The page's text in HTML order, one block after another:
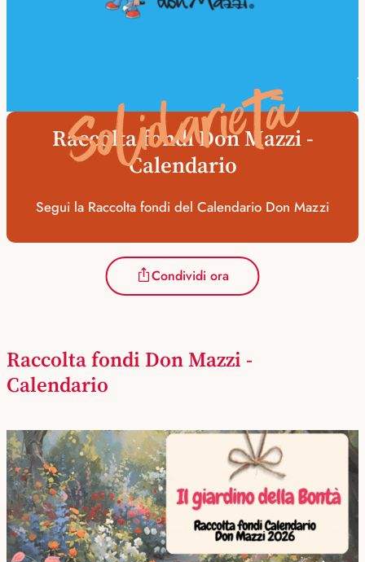
Solidarietà
Raccolta fondi Don Mazzi -
Calendario
Segui la Raccolta fondi del Calendario Don Mazzi
Condividi ora
Raccolta fondi Don Mazzi -
Calendario